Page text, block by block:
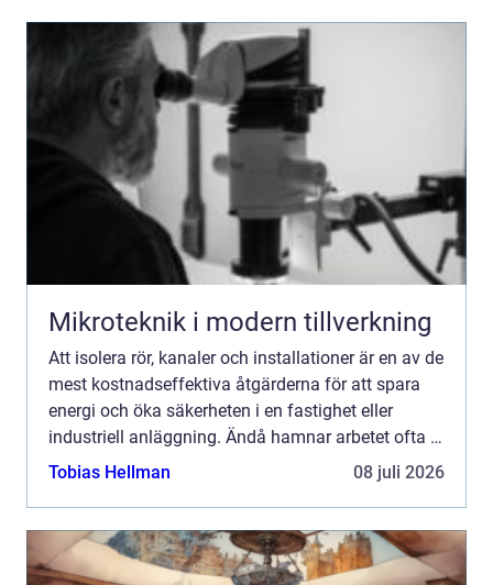
Mikroteknik i modern tillverkning
Att isolera rör, kanaler och installationer är en av de
mest kostnadseffektiva åtgärderna för att spara
energi och öka säkerheten i en fastighet eller
industriell anläggning. Ändå hamnar arbetet ofta i
skymundan jämfört med mer synliga
Tobias Hellman 08 juli 2026